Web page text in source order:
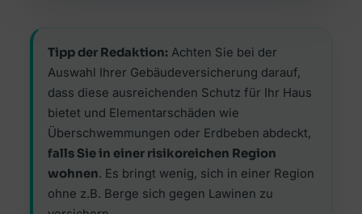
Tipp der Redaktion: Achten Sie bei der
Auswahl Ihrer Gebäudeversicherung darauf,
dass diese ausreichenden Schutz für Ihr Haus
bietet und Elementarschäden wie
Überschwemmungen oder Erdbeben abdeckt,
falls Sie in einer risikoreichen Region
wohnen. Es bringt wenig, sich in einer Region
ohne z.B. Berge sich gegen Lawinen zu